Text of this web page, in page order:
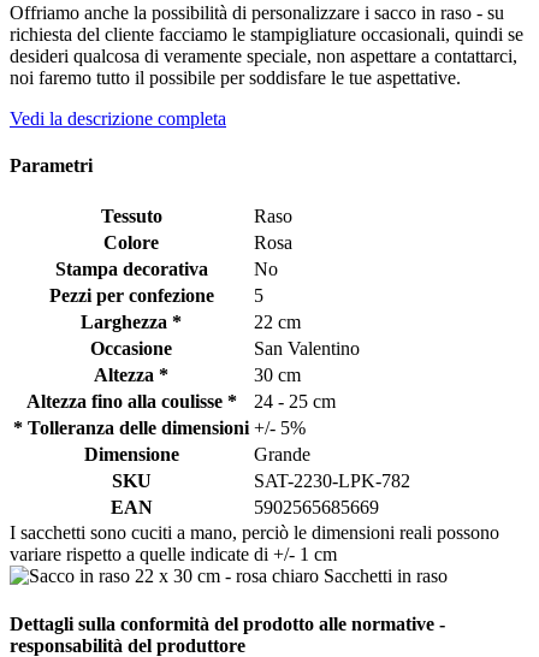
Offriamo anche la possibilità di personalizzare i sacco in raso - su
richiesta del cliente facciamo le stampigliature occasionali, quindi se
desideri qualcosa di veramente speciale, non aspettare a contattarci,
noi faremo tutto il possibile per soddisfare le tue aspettative.
Vedi la descrizione completa
Parametri
Tessuto
Raso
Colore
Rosa
Stampa decorativa
No
Pezzi per confezione
5
Larghezza *
22 cm
Occasione
San Valentino
Altezza *
30 cm
Altezza fino alla coulisse *
24 - 25 cm
* Tolleranza delle dimensioni +/- 5%
Dimensione
Grande
SKU
SAT-2230-LPK-782
EAN
5902565685669
I sacchetti sono cuciti a mano, perciò le dimensioni reali possono
variare rispetto a quelle indicate di +/- 1 cm
Dettagli sulla conformità del prodotto alle normative -
responsabilità del produttore